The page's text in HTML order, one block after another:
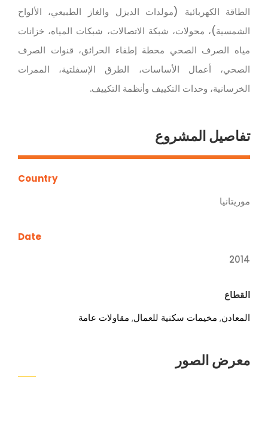
الطاقة الكهربائية (مولدات الديزل والغاز الطبيعي، الألواح
الشمسية)، محولات، شبكة الاتصالات، شبكات المياه، خزانات
مياه الصرف الصحي محطة إطفاء الحرائق، قنوات الصرف
الصحي، أعمال الأساسات، الطرق الإسفلتية، الممرات
الخرسانية، وحدات التكييف وأنظمة التكييف.
تفاصيل المشروع
Country
موريتانيا
Date
2014
القطاع
المعادن, مخيمات سكنية للعمال, مقاولات عامة
معرض الصور